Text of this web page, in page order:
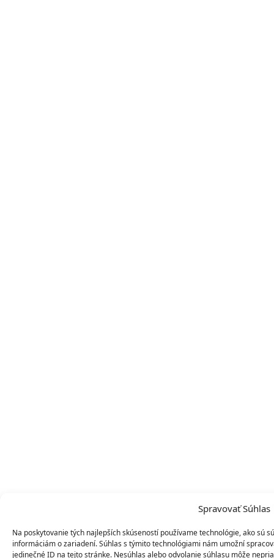
Spravovať Súhlas
Na poskytovanie tých najlepších skúseností používame technológie, ako sú
informáciám o zariadení. Súhlas s týmito technológiami nám umožní
jedinečné ID na tejto stránke. Nesúhlas alebo odvolanie súhlasu môže